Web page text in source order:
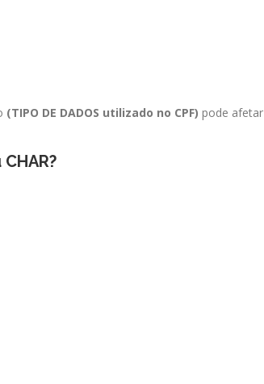
(TIPO DE DADOS utilizado no CPF) pode afetar